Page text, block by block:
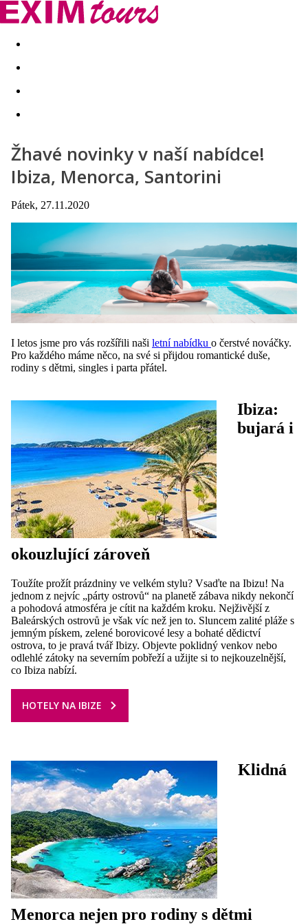
Akční nabídky Last minute
Žhavé novinky v naší nabídce!
Ibiza, Menorca, Santorini
Pátek, 27.11.2020
I letos jsme pro vás rozšířili naši letní nabídku o čerstvé nováčky.
Pro každého máme něco, na své si přijdou romantické duše,
rodiny s dětmi, singles i parta přátel.
Ibiza:
bujará i
okouzlující zároveň
Toužíte prožít prázdniny ve velkém stylu? Vsaďte na Ibizu! Na
jednom z nejvíc „párty ostrovů“ na planetě zábava nikdy nekončí
a pohodová atmosféra je cítit na každém kroku. Nejživější z
Baleárských ostrovů je však víc než jen to. Sluncem zalité pláže s
jemným pískem, zelené borovicové lesy a bohaté dědictví
ostrova, to je pravá tvář Ibizy. Objevte poklidný venkov nebo
odlehlé zátoky na severním pobřeží a užijte si to nejkouzelnější,
co Ibiza nabízí.
HOTELY NA IBIZE
Klidná
Menorca nejen pro rodiny s dětmi